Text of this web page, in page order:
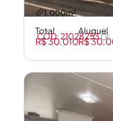
1.000m²
Total
R$ 30.010
Aluguel
R$
CÓD: 21028253